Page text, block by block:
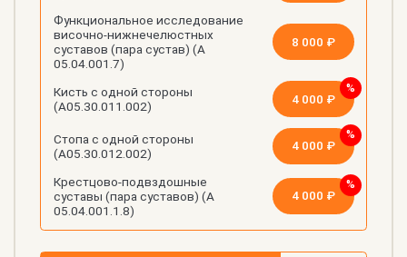
Функциональное исследование
височно-нижнечелюстных
суставов (пара сустав) (А
05.04.001.7)
8 000 ₽
Кисть с одной стороны
(А05.30.011.002)
4 000 ₽
Стопа с одной стороны
(А05.30.012.002)
4 000 ₽
Крестцово-подвздошные
суставы (пара суставов) (А
05.04.001.1.8)
4 000 ₽